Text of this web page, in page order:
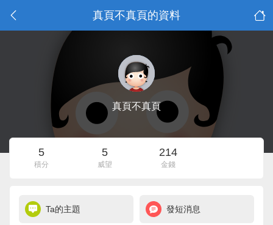
真頁不真頁的資料
真頁不真頁
5
積分
5
威望
214
金錢
Ta的主題 發短消息